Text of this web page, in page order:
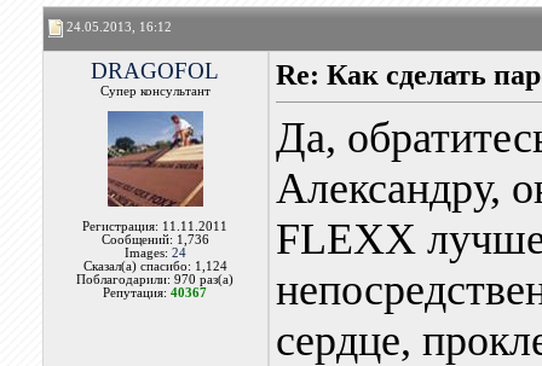
24.05.2013, 16:12
DRAGOFOL
Супер консультант
Регистрация: 11.11.2011
Сообщений: 1,736
Images: 24
Сказал(а) спасибо: 1,124
Поблагодарили: 970 раз(а)
Репутация:40367
Re: Как сделать
Да,
Александру,
FLEXX
сердце,